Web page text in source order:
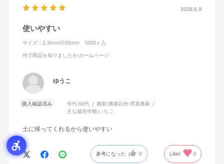
2026.6.9
使いやすい
サイズ：2.3mmX100mm 1000ヶ入
何で商品を知りましたか:ホームページ
ゆうこ
購入確認済み 年代:60代 農家/農家以外:専業農家
主な栽培作物:いちご
土に帰ってくれるから使いやすい
参考になった 0 Like! 0